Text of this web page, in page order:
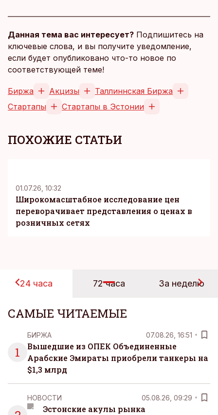
Данная тема вас интересует? Подпишитесь на
ключевые слова, и вы получите уведомление,
если будет опубликовано что-то новое по
соответствующей теме!
Биржа Акцизы
Таллиннская Биржа
Стартапы
Стартапы в Эстонии
ПОХОЖИЕ СТАТЬИ
01.07.26, 10:32
Широкомасштабное исследование цен
переворачивает представления о ценах в
розничных сетях
24 часа 72 часа За неделю
САМЫЕ ЧИТАЕМЫЕ
1
БИРЖА 07.08.26, 16:51
Вышедшие из ОПЕК Объединенные
Арабские Эмираты приобрели танкеры на
$1,3 млрд
НОВОСТИ 05.08.26, 09:29
Эстонские акулы рынка